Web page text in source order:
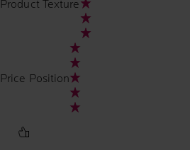
Product Texture
Price Position